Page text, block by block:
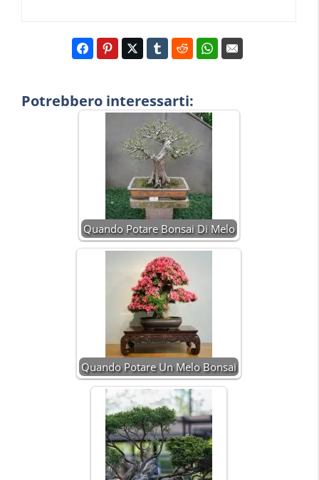
Potrebbero interessarti:
Quando Potare Bonsai Di Melo
Quando Potare Un Melo Bonsai